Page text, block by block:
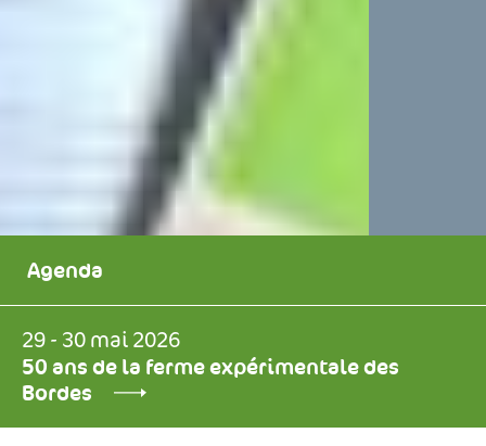
Agenda
29 - 30 mai 2026
50 ans de la ferme expérimentale des
Bordes